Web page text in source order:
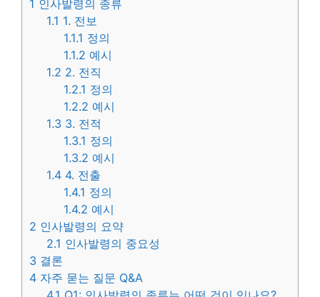
1 인사발령의 종류
1.1 1. 전보
1.1.1 정의
1.1.2 예시
1.2 2. 전직
1.2.1 정의
1.2.2 예시
1.3 3. 전적
1.3.1 정의
1.3.2 예시
1.4 4. 전출
1.4.1 정의
1.4.2 예시
2 인사발령의 요약
2.1 인사발령의 중요성
3 결론
4 자주 묻는 질문 Q&A